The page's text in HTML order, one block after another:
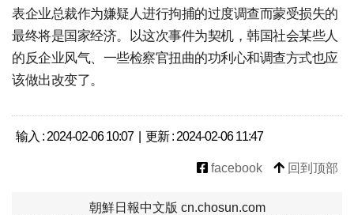
表企业总裁作为嫌疑人进行拘捕的过度调查而蒙受损失的
最终将是国家经济。以这次事件为契机，韩国社会某些人
的反企业风气、一些检察官扭曲的功利心和调查方式也应
该做出改变了。
输入 : 2024-02-06 10:07 | 更新 : 2024-02-06 11:47
facebook 回到顶部
朝鮮日報中文版 cn.chosun.com